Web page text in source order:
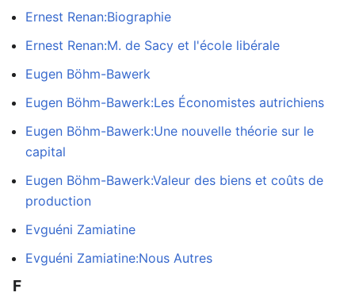
Ernest Renan:Biographie
Ernest Renan:M. de Sacy et l'école libérale
Eugen Böhm-Bawerk
Eugen Böhm-Bawerk:Les Économistes autrichiens
Eugen Böhm-Bawerk:Une nouvelle théorie sur le
capital
Eugen Böhm-Bawerk:Valeur des biens et coûts de
production
Evguéni Zamiatine
Evguéni Zamiatine:Nous Autres
F